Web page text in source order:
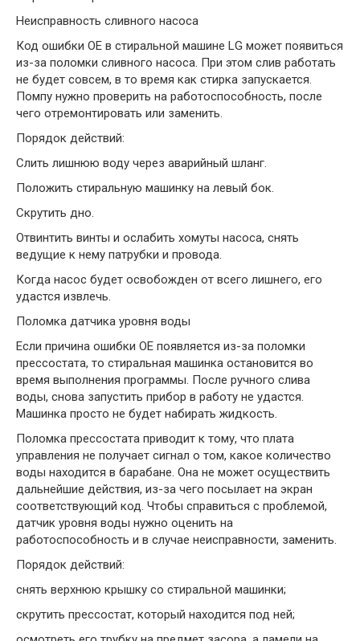
Неисправность сливного насоса
Код ошибки OE в стиральной машине LG может появиться
из-за поломки сливного насоса. При этом слив работать
не будет совсем, в то время как стирка запускается.
Помпу нужно проверить на работоспособность, после
чего отремонтировать или заменить.
Порядок действий:
Слить лишнюю воду через аварийный шланг.
Положить стиральную машинку на левый бок.
Скрутить дно.
Отвинтить винты и ослабить хомуты насоса, снять
ведущие к нему патрубки и провода.
Когда насос будет освобожден от всего лишнего, его
удастся извлечь.
Поломка датчика уровня воды
Если причина ошибки OE появляется из-за поломки
прессостата, то стиральная машинка остановится во
время выполнения программы. После ручного слива
воды, снова запустить прибор в работу не удастся.
Машинка просто не будет набирать жидкость.
Поломка прессостата приводит к тому, что плата
управления не получает сигнал о том, какое количество
воды находится в барабане. Она не может осуществить
дальнейшие действия, из-за чего посылает на экран
соответствующий код. Чтобы справиться с проблемой,
датчик уровня воды нужно оценить на
работоспособность и в случае неисправности, заменить.
Порядок действий:
снять верхнюю крышку со стиральной машинки;
скрутить прессостат, который находится под ней;